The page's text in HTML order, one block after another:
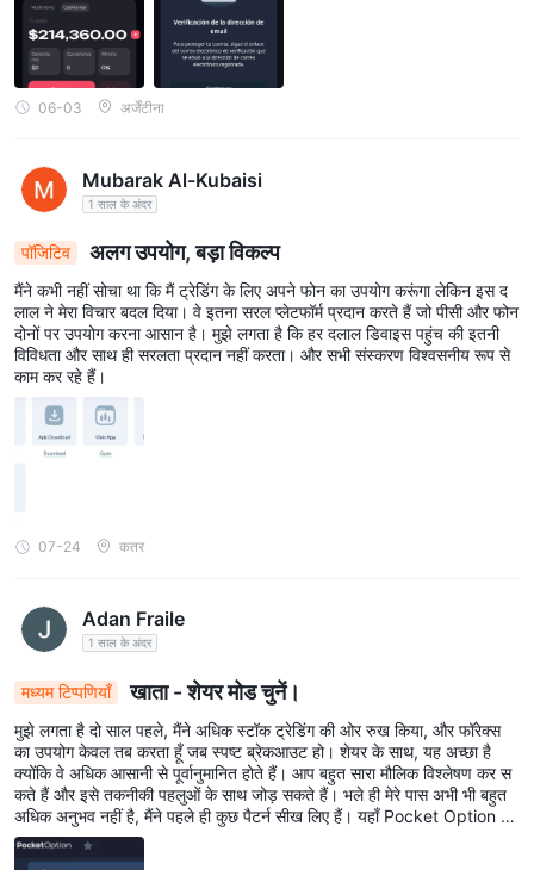
06-03 अर्जेंटीना
Mubarak Al-Kubaisi
1 साल के अंदर
पॉजिटिव अलग उपयोग, बड़ा विकल्प
मैंने कभी नहीं सोचा था कि मैं ट्रेडिंग के लिए अपने फोन का उपयोग करूंगा लेकिन इस द
लाल ने मेरा विचार बदल दिया। वे इतना सरल प्लेटफॉर्म प्रदान करते हैं जो पीसी और फोन
दोनों पर उपयोग करना आसान है। मुझे लगता है कि हर दलाल डिवाइस पहुंच की इतनी
विविधता और साथ ही सरलता प्रदान नहीं करता। और सभी संस्करण विश्वसनीय रूप से
काम कर रहे हैं।
07-24 कतर
Adan Fraile
1 साल के अंदर
मध्यम टिप्पणियाँ खाता - शेयर मोड चुनें।
मुझे लगता है दो साल पहले, मैंने अधिक स्टॉक ट्रेडिंग की ओर रुख किया, और फॉरेक्स
का उपयोग केवल तब करता हूँ जब स्पष्ट ब्रेकआउट हो। शेयर के साथ, यह अच्छा है
क्योंकि वे अधिक आसानी से पूर्वानुमानित होते हैं। आप बहुत सारा मौलिक विश्लेषण कर स
कते हैं और इसे तकनीकी पहलुओं के साथ जोड़ सकते हैं। भले ही मेरे पास अभी भी बहुत
अधिक अनुभव नहीं है, मैंने पहले ही कुछ पैटर्न सीख लिए हैं। यहाँ Pocket Option में,
नो-स्वैप होना अच्छा है, लेकिन साथ ही, स्टॉक चयन की सीमा इतनी विस्तृत नहीं है। मैं
और अधिक विशिष्ट शेयर देखना चाहूंगा - विशेष रूप से बुनियादी सामग्री क्षेत्र से।